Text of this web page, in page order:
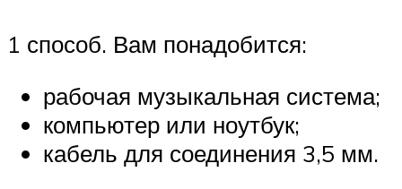
1 способ. Вам понадобится:
рабочая музыкальная система;
компьютер или ноутбук;
кабель для соединения 3,5 мм.